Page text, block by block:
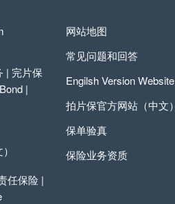
| 完片保
|
任保险 |
网站地图
常见问题和回答
Engilsh Version Website
拍片保官方网站（中文）
保单验真
保险业务资质